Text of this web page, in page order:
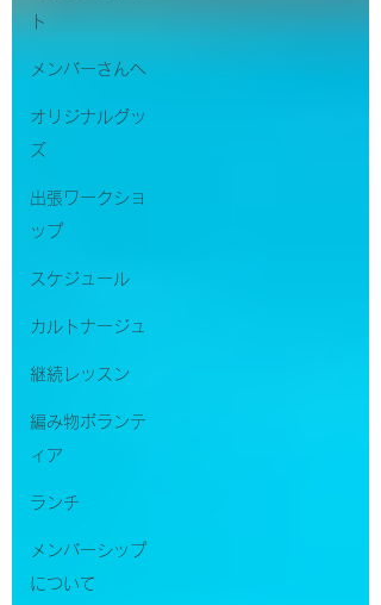
ト
メンバーさんへ
オリジナルグッ
ズ
出張ワークショ
ップ
スケジュール
カルトナージュ
継続レッスン
編み物ボランテ
ィア
ランチ
メンバーシップ
について